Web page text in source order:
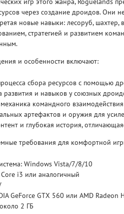
игр этого жанра, Roguelands
через создание дроидов. Они
новые навыки: лесоруб,
стратегией и развитием
и особенности включают:
сбора ресурсов с помощью
развития и навыков у союзных
командного взаимодействия
артефактов и оружия для
и глубокая история,
требования для комфортной
Windows Vista/7/8/10
i3 или аналогичный
GeForce GTX 560 или AMD Radeon
2 ГБ
V